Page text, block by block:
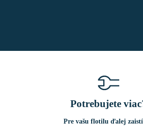
Potrebujete
Pre vašu flotilu ďalej